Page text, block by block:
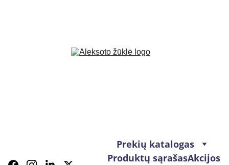
Prekių katalogas
Produktų sąrašasAkcijos